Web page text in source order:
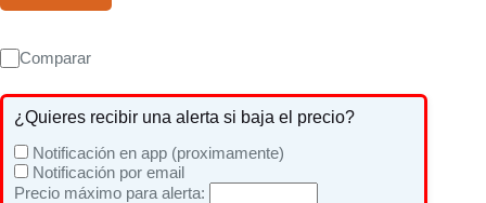
Comparar
¿Quieres recibir una alerta si baja el precio?
Notificación en app (proximamente)
Notificación por email
Precio máximo para alerta: